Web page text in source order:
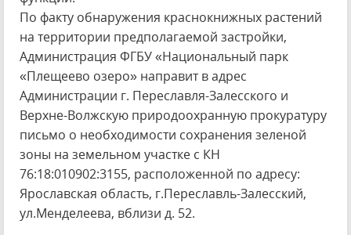
По факту обнаружения краснокнижных растений
на территории предполагаемой застройки,
Администрация ФГБУ «Национальный парк
«Плещеево озеро» направит в адрес
Администрации г. Переславля-Залесского и
Верхне-Волжскую природоохранную прокуратуру
письмо о необходимости сохранения зеленой
зоны на земельном участке с КН
76:18:010902:3155, расположенной по адресу:
Ярославская область, г.Переславль-Залесский,
ул.Менделеева, вблизи д. 52.